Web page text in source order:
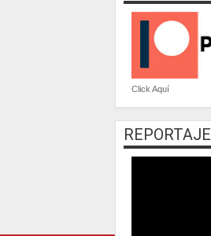
Click Aquí
REPORTAJE